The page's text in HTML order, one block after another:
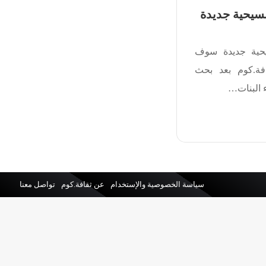
جديدة
جديدة سوف
بعد بحث
البنات…
سياسة الخصوصية والإستخدام عن ثقافة.كوم تواصل معنا